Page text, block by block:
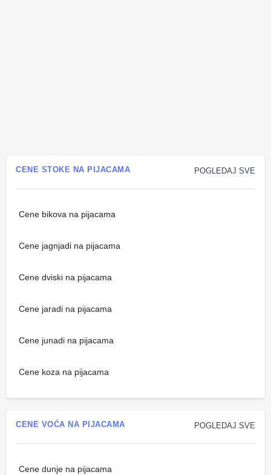
POGLEDAJ SVE
CENE STOKE NA PIJACAMA
Cene bikova na pijacama
Cene jagnjadi na pijacama
Cene dviski na pijacama
Cene jaradi na pijacama
Cene junadi na pijacama
Cene koza na pijacama
POGLEDAJ SVE
CENE VOĆA NA PIJACAMA
Cene dunje na pijacama